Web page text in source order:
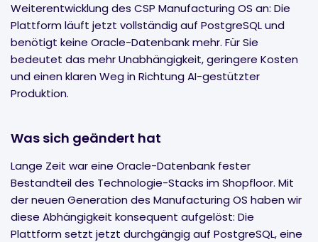
Weiterentwicklung des CSP Manufacturing OS an: Die
Plattform läuft jetzt vollständig auf PostgreSQL und
benötigt keine Oracle-Datenbank mehr. Für Sie
bedeutet das mehr Unabhängigkeit, geringere Kosten
und einen klaren Weg in Richtung AI-gestützter
Produktion.
Was sich geändert hat
Lange Zeit war eine Oracle-Datenbank fester
Bestandteil des Technologie-Stacks im Shopfloor. Mit
der neuen Generation des Manufacturing OS haben wir
diese Abhängigkeit konsequent aufgelöst: Die
Plattform setzt jetzt durchgängig auf PostgreSQL, eine